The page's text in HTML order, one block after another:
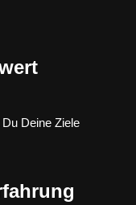
Deine Ziele